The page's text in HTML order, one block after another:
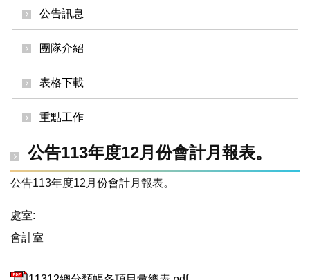
公告訊息
團隊介紹
表格下載
重點工作
公告113年度12月份會計月報表。
公告113年度12月份會計月報表。
處室:
會計室